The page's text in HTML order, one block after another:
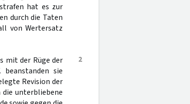
hat es zur
durch die Taten
von Wertersatz
2
mit der Rüge der
sie
Revision der
die unterbliebene